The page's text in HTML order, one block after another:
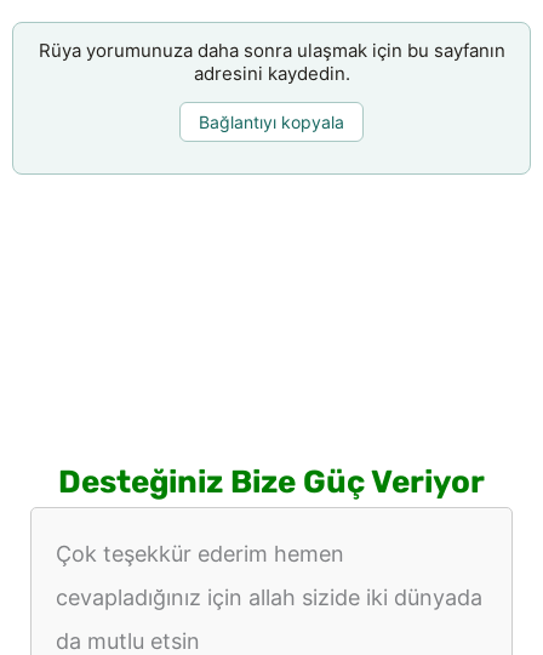
Rüya yorumunuza daha sonra ulaşmak için bu sayfanın
adresini kaydedin.
Bağlantıyı kopyala
Desteğiniz Bize Güç Veriyor
Çok teşekkür ederim hemen
cevapladığınız için allah sizide iki dünyada
da mutlu etsin